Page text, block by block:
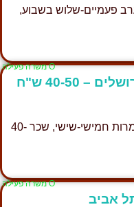
פעמיים-שלוש בשבוע,
Ο משרה פעילה
סטודנט/ית לחנות אלכוהול בירושלים – 40-50 ש"ח
עבודה בחנות אלכוהול בירושלים במשמרות חמישי-שישי, שכר 40-
Ο משרה פעילה